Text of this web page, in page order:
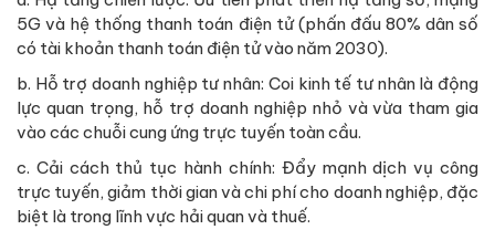
5G và hệ thống thanh toán điện tử (phấn đấu 80% dân số
có tài khoản thanh toán điện tử vào năm 2030).
b. Hỗ trợ doanh nghiệp tư nhân: Coi kinh tế tư nhân là động
lực quan trọng, hỗ trợ doanh nghiệp nhỏ và vừa tham gia
vào các chuỗi cung ứng trực tuyến toàn cầu.
c. Cải cách thủ tục hành chính: Đẩy mạnh dịch vụ công
trực tuyến, giảm thời gian và chi phí cho doanh nghiệp, đặc
biệt là trong lĩnh vực hải quan và thuế.